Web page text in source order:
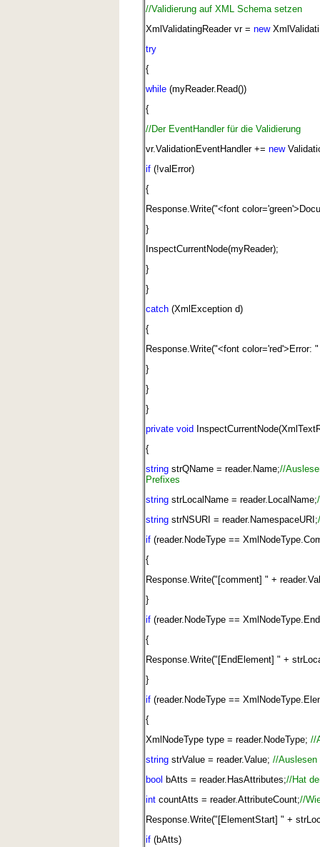
//Validierung auf XML Schema setzen
XmlValidatingReader vr = new
try
{
while(myReader.Read())
{
//Der EventHandler für die Validierung
vr.ValidationEventHandler += new
if(!valError)
{
Response.Write("<font
}
InspectCurrentNode(myReader);
}
}
catch(XmlException d)
{
Response.Write("<font color='red'>Error:
}
}
}
private void
{
stringstrQName = reader.Name;//
Prefixes
stringstrLocalName = reader.LocalName;
stringstrNSURI = reader.NamespaceURI;
if(reader.NodeType ==
{
Response.Write("[comment] " +
}
if(reader.NodeType ==
{
Response.Write("[EndElement] " +
}
if(reader.NodeType ==
{
XmlNodeType type = reader.NodeType; //
stringstrValue = reader.Value; //Auslesen
bool bAtts = reader.HasAttributes;//Hat
intcountAtts = reader.AttributeCount;//
Response.Write("[ElementStart] " +
if(bAtts)